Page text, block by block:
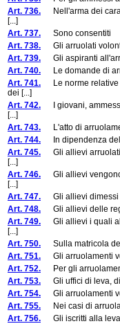
Art. 736. Nell'arma dei
[...]
Art. 737. Sono consentiti
Art. 738. Gli arruolati
Art. 739. Gli aspiranti
Art. 740. Le domande di
Art. 741. Le norme relative
dei [...]
Art. 742. I giovani, ammessi
[...]
Art. 743. L'atto di
Art. 744. In dipendenza
Art. 745. Gli allievi arruolati
[...]
Art. 746. Gli allievi vengono
[...]
Art. 747. Gli allievi dimessi
Art. 748. Gli allievi delle
Art. 749. Gli allievi i quali al
[...]
Art. 750. Sulla matricola
Art. 751. Gli arruolamenti
Art. 752. Per gli
Art. 753. Gli uffici di leva,
Art. 754. Gli arruolamenti
Art. 755. Nei casi di
Art. 756. Gli iscritti alla leva